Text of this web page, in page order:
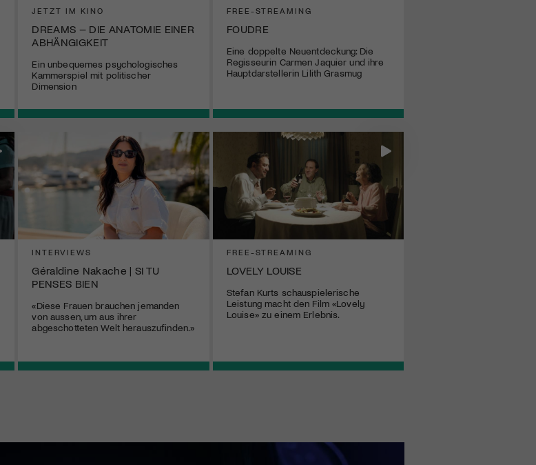
JETZT IM KINO
DREAMS – DIE ANATOMIE EINER
ABHÄNGIGKEIT
Ein unbequemes psychologisches
Kammerspiel mit politischer
Dimension
FREE-STREAMING
FOUDRE
Eine doppelte Neuentdeckung: Die
Regisseurin Carmen Jaquier und ihre
Hauptdarstellerin Lilith Grasmug
INTERVIEWS
Géraldine Nakache | SI TU
PENSES BIEN
«Diese Frauen brauchen jemanden
von aussen, um aus ihrer
abgeschotteten Welt herauszufinden.»
FREE-STREAMING
LOVELY LOUISE
Stefan Kurts schauspielerische
Leistung macht den Film «Lovely
Louise» zu einem Erlebnis.